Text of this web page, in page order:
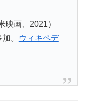
映画、2021）
。
ウィキペデ